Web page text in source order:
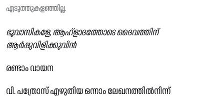
എടുത്തുകളഞ്ഞില്ല.
ഭൂവാസികളേ, ആഹ്ളാദത്തോടെ ദൈവത്തിന്
ആർപ്പുവിളിക്കുവിൻ
രണ്ടാം വായന
വി. പത്രോസ് എഴുതിയ ഒന്നാം ലേഖനത്തിൽനിന്ന്